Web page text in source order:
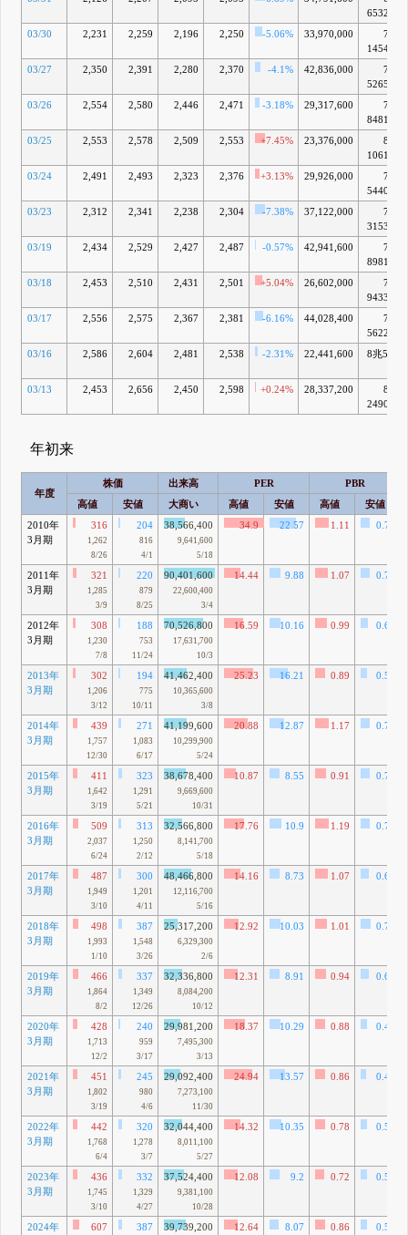
6532億
03/30
2,231 2,259 2,196 2,250 -5.06% 33,970,000
7兆
1454億
03/27
2,350 2,391 2,280 2,370 -4.1% 42,836,000
7兆
5265億
03/26
2,554 2,580 2,446 2,471 -3.18% 29,317,600
7兆
8481億
03/25
2,553 2,578 2,509 2,553 +7.45% 23,376,000
8兆
1061億
03/24
2,491 2,493 2,323 2,376 +3.13% 29,926,000
7兆
5440億
03/23
2,312 2,341 2,238 2,304 -7.38% 37,122,000
7兆
3153億
03/19
2,434 2,529 2,427 2,487 -0.57% 42,941,600
7兆
8981億
03/18
2,453 2,510 2,431 2,501 +5.04% 26,602,000
7兆
9433億
03/17
2,556 2,575 2,367 2,381 -6.16% 44,028,400
7兆
5622億
03/16
2,586 2,604 2,481 2,538 -2.31% 22,441,600
8兆584
03/13
2,453 2,656 2,450 2,598 +0.24% 28,337,200
8兆
2490億
年初来
年度
株価 出来高 PER
PBR
高値
安値 大商い 高値 安値 高値
安値
2010年
3月期
316
1,262
8/26
204
816
4/1
38,566,400
9,641,600
5/18
34.9 22.57 1.11 0.72
2011年
3月期
321
1,285
3/9
220
879
8/25
90,401,600
22,600,400
3/4
14.44 9.88 1.07 0.74
2012年
3月期
308
1,230
7/8
188
753
11/24
70,526,800
17,631,700
10/3
16.59 10.16 0.99 0.61
2013年
3月期
302
1,206
3/12
194
775
10/11
41,462,400
10,365,600
3/8
25.23 16.21 0.89 0.57
2014年
3月期
439
1,757
12/30
271
1,083
6/17
41,199,600
10,299,900
5/24
20.88 12.87 1.17 0.72
2015年
3月期
411
1,642
3/19
323
1,291
5/21
38,678,400
9,669,600
10/31
10.87 8.55 0.91 0.72
2016年
3月期
509
2,037
6/24
313
1,250
2/12
32,566,800
8,141,700
5/18
17.76 10.9 1.19 0.73
2017年
3月期
487
1,949
3/10
300
1,201
4/11
48,466,800
12,116,700
5/16
14.16 8.73 1.07 0.66
2018年
3月期
498
1,993
1/10
387
1,548
3/26
25,317,200
6,329,300
2/6
12.92 10.03 1.01 0.78
2019年
3月期
466
1,864
8/2
337
1,349
12/26
32,336,800
8,084,200
10/12
12.31 8.91 0.94 0.68
2020年
3月期
428
1,713
12/2
240
959
3/17
29,981,200
7,495,300
3/13
18.37 10.29 0.88 0.49
2021年
3月期
451
1,802
3/19
245
980
4/6
29,092,400
7,273,100
11/30
24.94 13.57 0.86 0.47
2022年
3月期
442
1,768
6/4
320
1,278
3/7
32,044,400
8,011,100
5/27
14.32 10.35 0.78 0.56
2023年
3月期
436
1,745
3/10
332
1,329
4/27
37,524,400
9,381,100
10/28
12.08 9.2 0.72 0.55
2024年
607 387 39,739,200 12.64 8.07 0.86 0.55